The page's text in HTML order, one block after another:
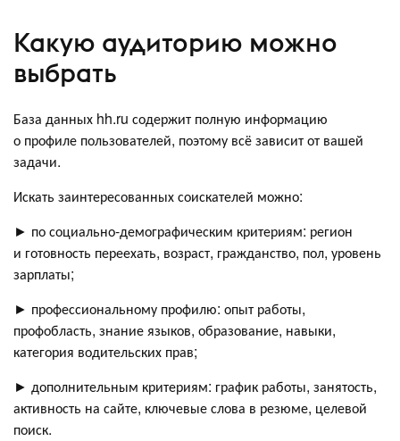
Какую аудиторию можно
выбрать
База данных hh.ru содержит полную информацию
о профиле пользователей, поэтому всё зависит от вашей
задачи.
Искать заинтересованных соискателей можно:
► по социально-демографическим критериям: регион
и готовность переехать, возраст, гражданство, пол, уровень
зарплаты;
► профессиональному профилю: опыт работы,
профобласть, знание языков, образование, навыки,
категория водительских прав;
► дополнительным критериям: график работы, занятость,
активность на сайте, ключевые слова в резюме, целевой
поиск.